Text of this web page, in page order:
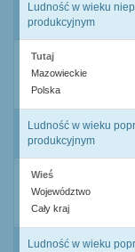
Ludność w wieku
produkcyjnym
Tutaj
Mazowieckie
Polska
Ludność w wieku
produkcyjnym
Wieś
Województwo
Cały kraj
Ludność w wieku